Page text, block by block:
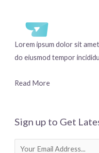
Lorem ipsum dolor sit
do eiusmod tempor
Read More
Sign up to Get
Search